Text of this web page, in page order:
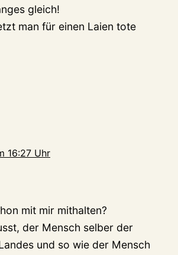
gleich!
man für einen Laien tote
16:27 Uhr
mit mir mithalten?
der Mensch selber der
und so wie der Mensch